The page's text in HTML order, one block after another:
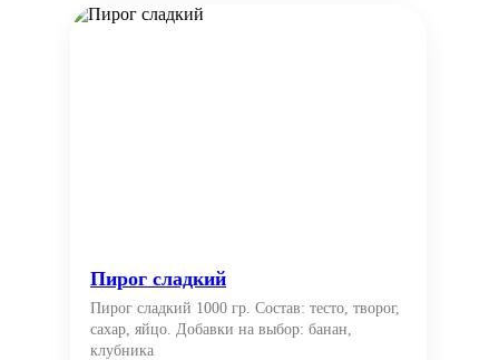
Пирог сладкий
Пирог сладкий 1000 гр. Состав: тесто, творог,
сахар, яйцо. Добавки на выбор: банан,
клубника